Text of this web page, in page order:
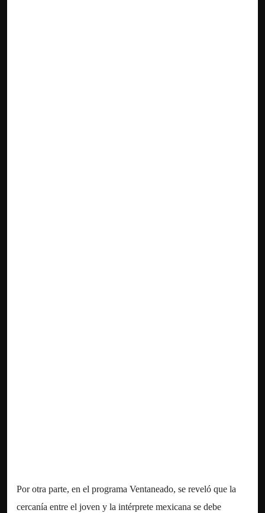
Por otra parte, en el programa Ventaneado, se reveló que la
cercanía entre el joven y la intérprete mexicana se debe